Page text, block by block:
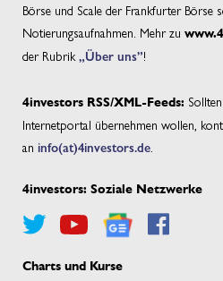
Börse und Scale der Frankfurter Börse
Notierungsaufnahmen. Mehr zu
der Rubrik„Über uns”!
4investors RSS/XML-Feeds:
Internetportal übernehmen wollen,
an info(at)4investors.de.
4investors: Soziale Netzwerke
Charts und Kurse